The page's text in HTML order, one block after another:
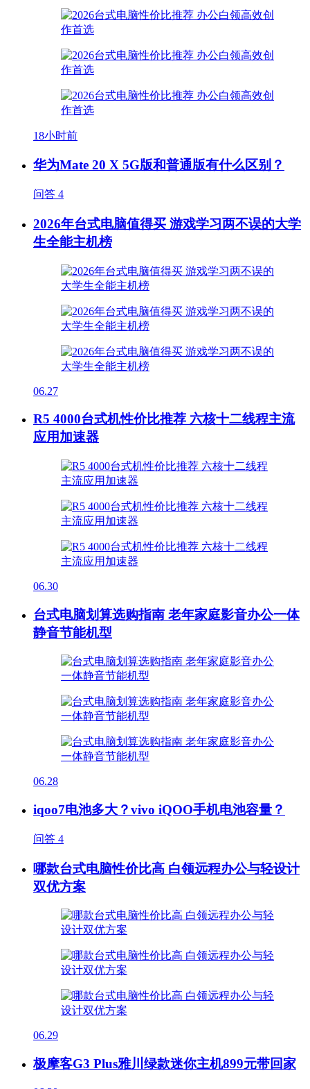
18小时前
华为Mate 20 X 5G版和普通版有什么区别？
问答 4
2026年台式电脑值得买 游戏学习两不误的大学
生全能主机榜
06.27
R5 4000台式机性价比推荐 六核十二线程主流
应用加速器
06.30
台式电脑划算选购指南 老年家庭影音办公一体
静音节能机型
06.28
iqoo7电池多大？vivo iQOO手机电池容量？
问答 4
哪款台式电脑性价比高 白领远程办公与轻设计
双优方案
06.29
极摩客G3 Plus雅川绿款迷你主机899元带回家